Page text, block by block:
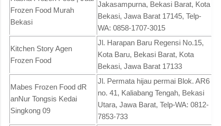
Frozen Food Murah
Bekasi
Jakasampurna, Bekasi Barat, Kota
Bekasi, Jawa Barat 17145, Telp-
WA: 0858-1707-3015
Kitchen Story Agen
Frozen Food
Jl. Harapan Baru Regensi No.15,
Kota Baru, Bekasi Barat, Kota
Bekasi, Jawa Barat 17133
Mabes Frozen Food dR
anNur Tongsis Kedai
Singkong 09
Jl. Permata hijau permai Blok. AR6
no. 41, Kaliabang Tengah, Bekasi
Utara, Jawa Barat, Telp-WA: 0812-
7853-733